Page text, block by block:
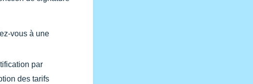
vous à une
par
des tarifs